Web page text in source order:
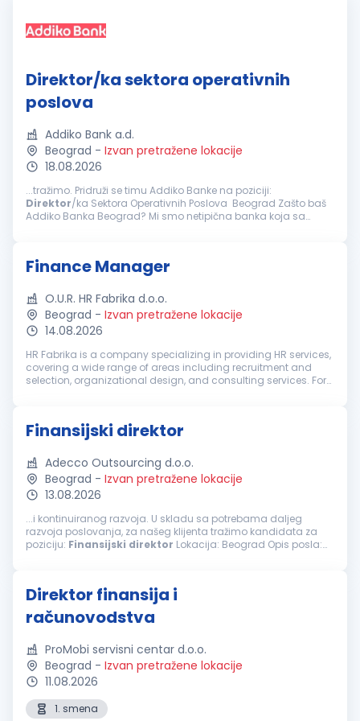
Direktor/ka sektora operativnih
poslova
Addiko Bank a.d.
Beograd - Izvan pretražene lokacije
18.08.2026
...tražimo. Pridruži se timu Addiko Banke na poziciji:
Direktor/ka Sektora Operativnih Poslova Beograd Zašto baš
Addiko Banka Beograd? Mi smo netipična banka koja sa
Finance Manager
O.U.R. HR Fabrika d.o.o.
Beograd - Izvan pretražene lokacije
14.08.2026
HR Fabrika is a company specializing in providing HR services,
covering a wide range of areas including recruitment and
selection, organizational design, and consulting services. For
Finansijski direktor
Adecco Outsourcing d.o.o.
Beograd - Izvan pretražene lokacije
13.08.2026
...i kontinuiranog razvoja. U skladu sa potrebama daljeg
razvoja poslovanja, za našeg klijenta tražimo kandidata za
poziciju: Finansijski direktor Lokacija: Beograd Opis posla:
Direktor finansija i
računovodstva
ProMobi servisni centar d.o.o.
Beograd - Izvan pretražene lokacije
11.08.2026
1. smena